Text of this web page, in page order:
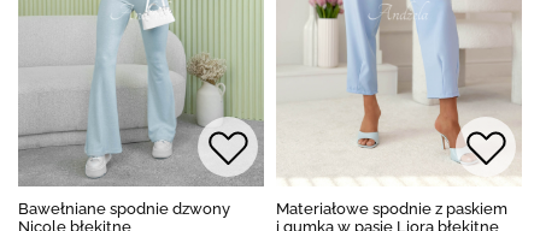
Bawełniane spodnie dzwony
Nicole błękitne
Materiałowe spodnie z paskiem
i gumką w pasie Liora błękitne